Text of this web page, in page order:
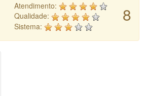
8
Atendimento:
Qualidade:
Sistema: